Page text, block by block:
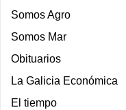
Somos Agro
Somos Mar
Obituarios
La Galicia Económica
El tiempo